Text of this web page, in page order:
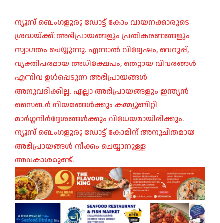
ന്യൂസ് ബെംഗളൂരു ഡോട്ട് കോം വായനക്കാരുടെ
ശ്രദ്ധയ്ക്ക്: അഭിപ്രായങ്ങളും പ്രതികരണങ്ങളും
സ്വാഗതം ചെയ്യുന്നു. എന്നാൽ വിദ്വേഷം, വെറുപ്പ്,
വ്യക്തിപരമായ അധിക്ഷേപം, തെറ്റായ വിവരങ്ങൾ
എന്നിവ ഉൾപ്പെടുന്ന അഭിപ്രായങ്ങൾ
അനുവദിക്കില്ല. എല്ലാ അഭിപ്രായങ്ങളും ഇന്ത്യൻ
സൈബർ നിയമങ്ങൾക്കും കമ്മ്യൂണിറ്റി
മാർഗ്ഗനിർദ്ദേശങ്ങൾക്കും വിധേയമായിരിക്കും.
ന്യൂസ് ബെംഗളൂരു ഡോട്ട് കോമിന് അനുചിതമായ
അഭിപ്രായങ്ങൾ നീക്കം ചെയ്യാനുള്ള
അവകാശമുണ്ട്.